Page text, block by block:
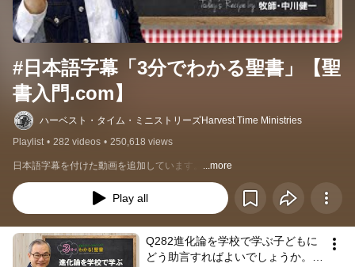
#日本語字幕「3分でわかる聖書」【聖
書入門.com】
ハーベスト・タイム・ミニストリーズHarvest Time Ministries
Playlist • 282 videos • 250,618 views
日本語字幕を付けた動画を追加しています。 ...more
Play all
Q282進化論を学校で学ぶ子どもに
どう助言すればよいでしょうか。